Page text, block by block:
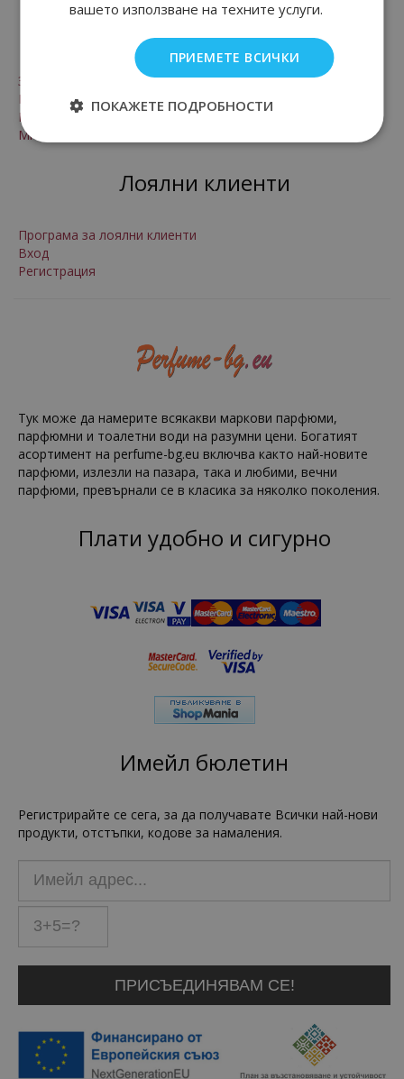
За нас
Контакти
Произход на стоките
Мнения от клиенти на магазина
Лоялни клиенти
Програма за лоялни клиенти
Вход
Регистрация
Тук може да намерите всякакви маркови парфюми,
парфюмни и тоалетни води на разумни цени. Богатият
асортимент на perfume-bg.eu включва както най-новите
парфюми, излезли на пазара, така и любими, вечни
парфюми, превърнали се в класика за няколко поколения.
Плати удобно и сигурно
Имейл бюлетин
Регистрирайте се сега, за да получавате Всички най-нови
продукти, отстъпки, кодове за намаления.
вашето използване на техните услуги.
ПРИЕМЕТЕ ВСИЧКИ
ПОКАЖЕТЕ ПОДРОБНОСТИ